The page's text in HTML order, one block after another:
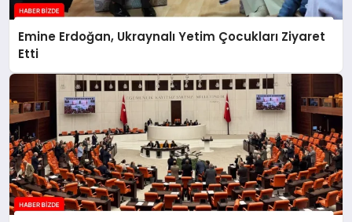
Emine Erdoğan, Ukraynalı Yetim Çocukları Ziyaret
Etti